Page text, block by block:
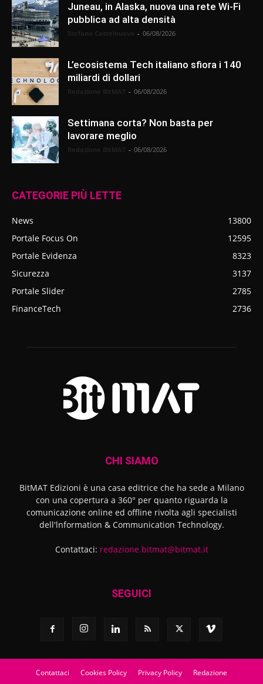
Juneau, in Alaska, nuova una rete Wi-Fi
pubblica ad alta densità
- 06/08/2026
L’ecosistema Tech italiano sfiora i 140
miliardi di dollari
- 06/08/2026
Settimana corta? Non basta per
lavorare meglio
- 06/08/2026
CATEGORIE PIÙ LETTE
News
13800
Portale Focus On
12595
Portale Evidenza
8323
Sicurezza
3137
Portale Slider
2785
FinanceTech
2736
CHI SIAMO
BitMAT Edizioni è una casa editrice che ha sede a Milano
con una copertura a 360° per quanto riguarda la
comunicazione online ed offline rivolta agli specialisti
dell'lnformation & Communication Technology.
Contattaci: redazione.bitmat@bitmat.it
SEGUICI
Contattaci Cookies Policy Privacy Policy Redazione